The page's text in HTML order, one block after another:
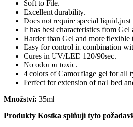
Soft to File.
Excellent durability.
Does not require special liquid,just
It has best characteristics from Gel
Harder than Gel and more flexible
Easy for control in combination
Cures in UV/LED 120/90sec.
No odor or toxic.
4 colors of Camouflage gel for all
Perfect for extension of nail bed
Množství: 35ml
Produkty Kostka splňují tyto